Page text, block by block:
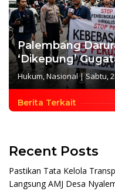
Palembang
‘Dikepung’
Hukum,Nasional|Sabtu,
Berita Terkait
Recent Posts
Pastikan Tata Kelola
Langsung AMJ Desa